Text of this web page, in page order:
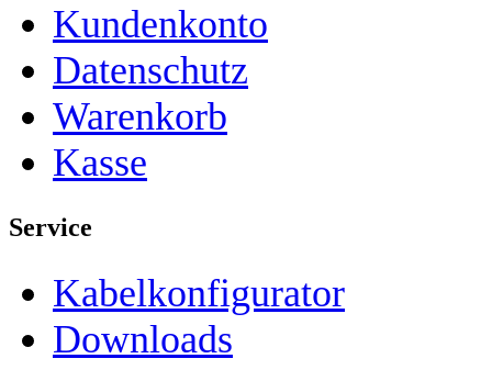
Kundenkonto
Datenschutz
Warenkorb
Kasse
Service
Kabelkonfigurator
Downloads